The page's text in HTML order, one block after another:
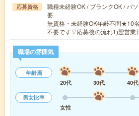
応募資格
職種未経験OK / ブランクOK / パ
要
無資格・未経験OK年齢不問★10
不要です▽応募後の流れ1)翌営業
職場の雰囲気
年齢層
20代
30代 40代
男女比率
女性